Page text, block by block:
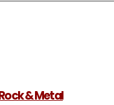
& Metal